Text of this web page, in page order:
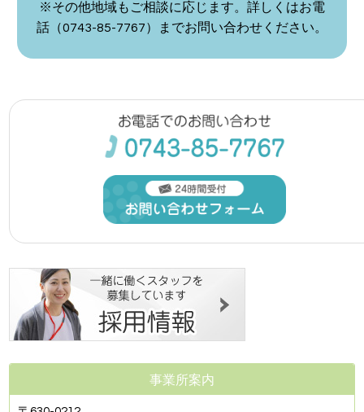
※その他地域もご相談に応じます。詳しくはお電
話（0743-85-7767）までお問い合わせください。
事業所案内